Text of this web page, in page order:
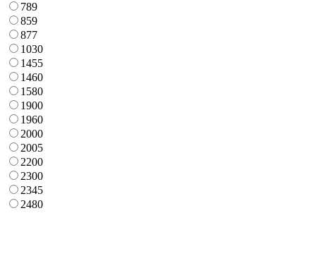
789
859
877
1030
1455
1460
1580
1900
1960
2000
2005
2200
2300
2345
2480